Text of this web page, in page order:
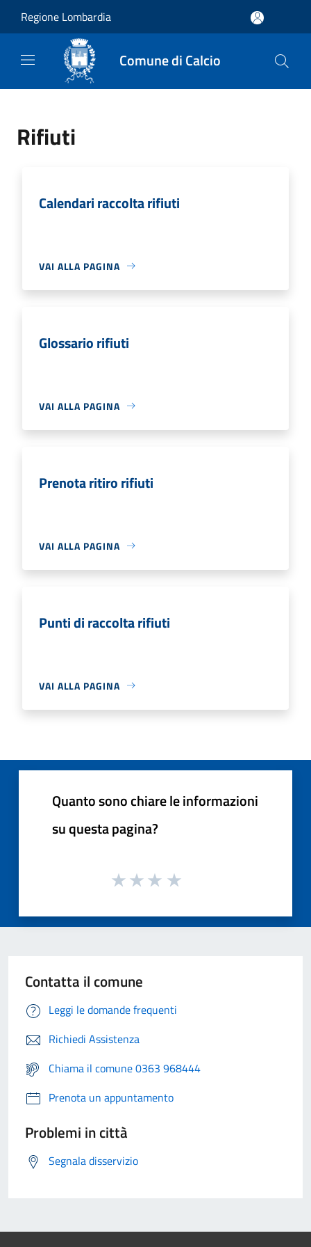
Regione Lombardia
Comune di Calcio
Rifiuti
Calendari raccolta rifiuti
VAI ALLA PAGINA
Glossario rifiuti
VAI ALLA PAGINA
Prenota ritiro rifiuti
VAI ALLA PAGINA
Punti di raccolta rifiuti
VAI ALLA PAGINA
Quanto sono chiare le informazioni
su questa pagina?
Contatta il comune
Leggi le domande frequenti
Richiedi Assistenza
Chiama il comune 0363 968444
Prenota un appuntamento
Problemi in città
Segnala disservizio